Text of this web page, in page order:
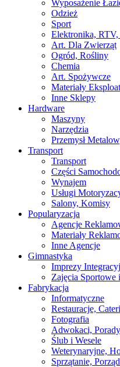
Wyposażenie
Odzież
Sport
Elektronika,
Art. Dla Zwierząt
Ogród, Rośliny
Chemia
Art. Spożywcze
Materiały
Inne Sklepy
Hardware
Maszyny
Narzędzia
Przemysł
Transport
Transport
Części
Wynajem
Usługi
Salony, Komisy
Popularyzacja
Agencje
Materiały
Inne Agencje
Gimnastyka
Imprezy
Zajęcia Sportowe
Fabrykacja
Informatyczne
Restauracje,
Fotografia
Adwokaci,
Ślub i Wesele
Weterynaryjne,
Sprzątanie,